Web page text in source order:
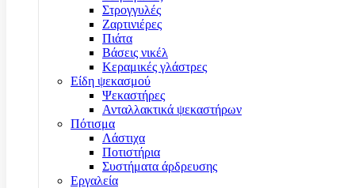
Στρογγυλές
Ζαρτινιέρες
Πιάτα
Βάσεις νικέλ
Κεραμικές γλάστρες
Είδη ψεκασμού
Ψεκαστήρες
Ανταλλακτικά ψεκαστήρων
Πότισμα
Λάστιχα
Ποτιστήρια
Συστήματα άρδρευσης
Εργαλεία